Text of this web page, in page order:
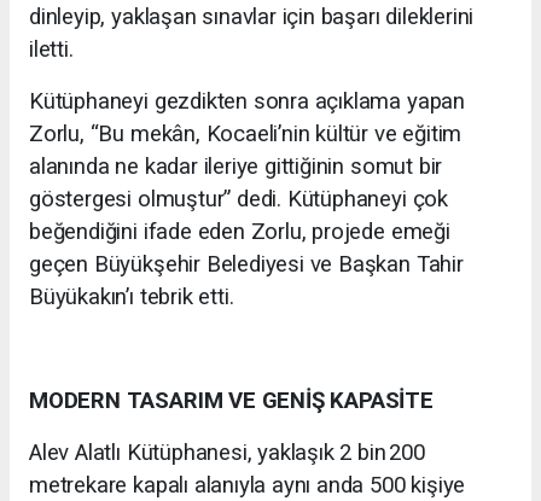
dinleyip, yaklaşan sınavlar için başarı dileklerini
iletti.
Kütüphaneyi gezdikten sonra açıklama yapan
Zorlu, “Bu mekân, Kocaeli’nin kültür ve eğitim
alanında ne kadar ileriye gittiğinin somut bir
göstergesi olmuştur” dedi. Kütüphaneyi çok
beğendiğini ifade eden Zorlu, projede emeği
geçen Büyükşehir Belediyesi ve Başkan Tahir
Büyükakın’ı tebrik etti.
MODERN TASARIM VE GENİŞ KAPASİTE
Alev Alatlı Kütüphanesi, yaklaşık 2 bin 200
metrekare kapalı alanıyla aynı anda 500 kişiye